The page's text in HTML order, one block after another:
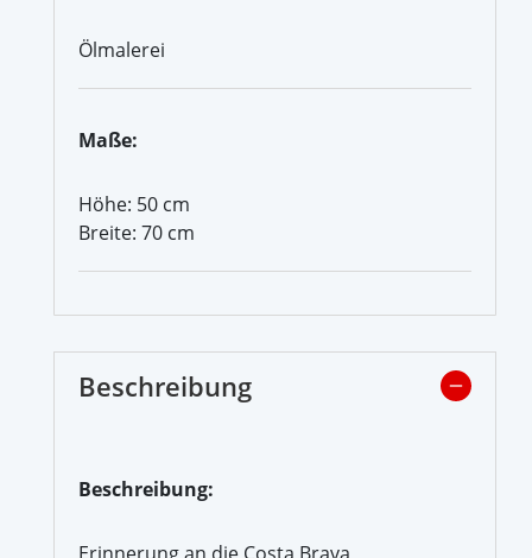
Ölmalerei
Maße:
Höhe: 50 cm
Breite: 70 cm
Beschreibung
Beschreibung: